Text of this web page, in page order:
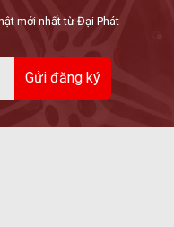
mới nhất từ Đại Phát